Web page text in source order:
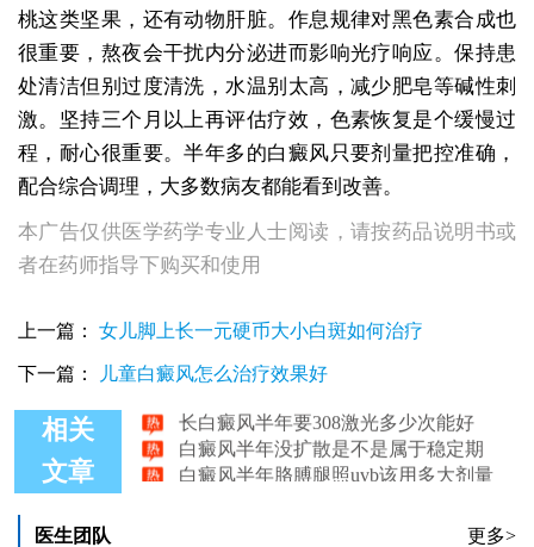
桃这类坚果，还有动物肝脏。作息规律对黑色素合成也
很重要，熬夜会干扰内分泌进而影响光疗响应。保持患
处清洁但别过度清洗，水温别太高，减少肥皂等碱性刺
激。坚持三个月以上再评估疗效，色素恢复是个缓慢过
程，耐心很重要。半年多的白癜风只要剂量把控准确，
配合综合调理，大多数病友都能看到改善。
本广告仅供医学药学专业人士阅读，请按药品说明书或
者在药师指导下购买和使用
上一篇： 女儿脚上长一元硬币大小白斑如何治疗
下一篇： 儿童白癜风怎么治疗效果好
相关
文章
白癜风半年了一直照308最近起泡
白癜风半年没扩散是不是以后都不会扩散了
白癜风半年没扩散是不是属于稳定期
白癜风半年胳膊腿照uvb该用多大剂量
医生团队 更多>